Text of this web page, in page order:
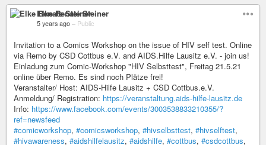
Elke Renate Steiner
5 years ago – Public
Invitation to a Comics Workshop on the issue of HIV self test. Online
via Remo by CSD Cottbus e.V. and AIDS.Hilfe Lausitz e.V. - join us!
Einladung zum Comic-Workshop "HIV Selbsttest", Freitag 21.5.21
online über Remo. Es sind noch Plätze frei!
Veranstalter/ Host: AIDS-Hilfe Lausitz + CSD Cottbus.e.V.
Anmeldung/ Registration: https://veranstaltung.aids-hilfe-lausitz.de
Info: https://www.facebook.com/events/3003538833210355/?
ref=newsfeed
#comicworkshop, #comicsworkshop, #hivselbsttest, #hivselftest,
#hivawareness, #aidshilfelausitz, #aidshilfe, #cottbus, #csdcottbus,